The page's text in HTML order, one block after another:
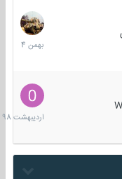
30
بهمن
1404
10
1398